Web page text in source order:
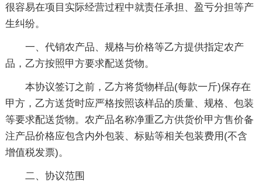
很容易在项目实际经营过程中就责任承担、盈亏分担等产
生纠纷。
一、代销农产品、规格与价格等乙方提供指定农产
品，乙方按照甲方要求配送货物。
本协议签订之前，乙方将货物样品(每款一斤)保存在
甲方，乙方送货时应严格按照该样品的质量、规格、包装
等要求配送货物。农产品名称净重乙方供货价甲方售价备
注产品价格应包含内外包装、标贴等相关包装费用(不含
增值税发票)。
二、协议范围